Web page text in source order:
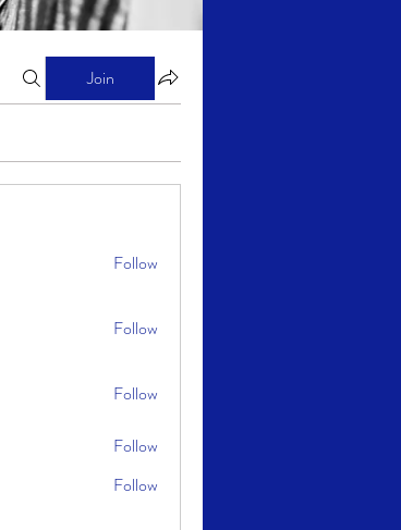
Join
Follow
Follow
Follow
Follow
Follow